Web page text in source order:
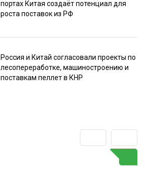
портах Китая создаёт потенциал для
роста поставок из РФ
Россия и Китай согласовали проекты по
лесопереработке, машиностроению и
поставкам пеллет в КНР